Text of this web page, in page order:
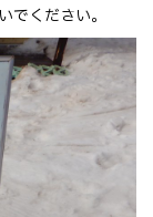
でください。